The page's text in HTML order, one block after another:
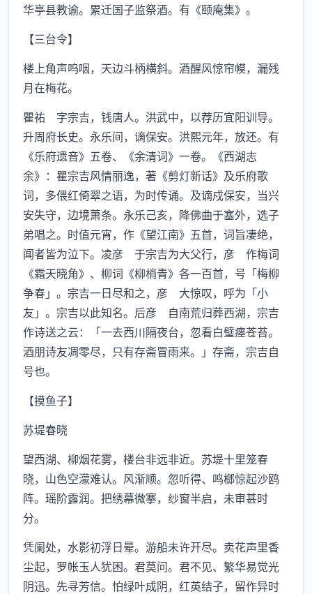
华亭县教谕。累迁国子监祭酒。有《颐庵集》。
【三台令】
楼上角声呜咽，天边斗柄横斜。酒醒风惊帘幙，漏残
月在梅花。
瞿祐 字宗吉，钱唐人。洪武中，以荐历宜阳训导。
升周府长史。永乐间，谪保安。洪熙元年，放还。有
《乐府遗音》五卷、《余清词》一卷。《西湖志
余》：瞿宗吉风情丽逸，著《剪灯新话》及乐府歌
词，多偎红倚翠之语，为时传诵。及谪戍保安，当兴
安失守，边境萧条。永乐己亥，降佛曲于塞外，选子
弟唱之。时值元宵，作《望江南》五首，词旨凄绝，
闻者皆为泣下。凌彦 于宗吉为大父行，彦 作梅词
《霜天晓角》、柳词《柳梢青》各一百首，号「梅柳
争春」。宗吉一日尽和之，彦 大惊叹，呼为「小
友」。宗吉以此知名。后彦 自南荒归葬西湖，宗吉
作诗送之云：「一去西川隔夜台，忽看白璧瘗苍苔。
酒朋诗友凋零尽，只有存斋冒雨来。」存斋，宗吉自
号也。
【摸鱼子】
苏堤春晓
望西湖、柳烟花雾，楼台非远非近。苏堤十里笼春
晓，山色空濛难认。风渐顺。忽听得、鸣榔惊起沙鸥
阵。瑶阶露润。把绣幕微搴，纱窗半启，未审甚时
分。
凭阑处，水影初浮日晕。游船未许开尽。卖花声里香
尘起，罗帐玉人犹困。君莫问。君不见、繁华易觉光
阴迅。先寻芳信。怕绿叶成阴，红英结子，留作异时